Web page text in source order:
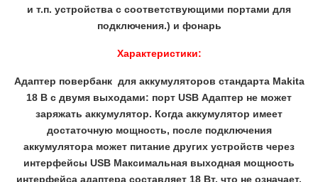
и т.п. устройства с соответствующими портами для
подключения.) и фонарь
Характеристики:
Адаптер повербанк для аккумуляторов стандарта Makita
18 В с двумя выходами: порт USB Адаптер не может
заряжать аккумулятор. Когда аккумулятор имеет
достаточную мощность, после подключения
аккумулятора может питание других устройств через
интерфейсы USB Максимальная выходная мощность
интерфейса адаптера составляет 18 Вт, что не означает,